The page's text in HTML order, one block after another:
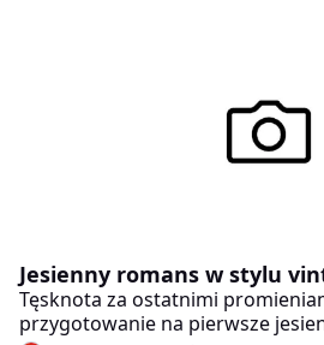
Jesienny romans w stylu
Tęsknota za ostatnimi
przygotowanie na pierwsze